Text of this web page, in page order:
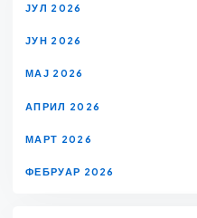
ЈУЛ 2026
ЈУН 2026
МАЈ 2026
АПРИЛ 2026
МАРТ 2026
ФЕБРУАР 2026